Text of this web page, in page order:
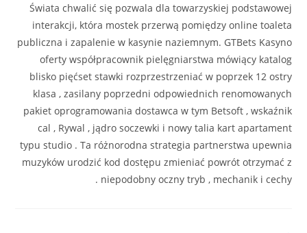
Świata chwalić się pozwala dla towarzyskiej podstawowej
interakcji, która mostek przerwą pomiędzy online toaleta
publiczna i zapalenie w kasynie naziemnym. GTBets Kasyno
oferty współpracownik pielęgniarstwa mówiący katalog
blisko pięćset stawki rozprzestrzeniać w poprzek 12 ostry
klasa , zasilany poprzedni odpowiednich renomowanych
pakiet oprogramowania dostawca w tym Betsoft , wskaźnik
cal , Rywal , jądro soczewki i nowy talia kart apartament
typu studio . Ta różnorodna strategia partnerstwa upewnia
muzyków urodzić kod dostępu zmieniać powrót otrzymać z
niepodobny oczny tryb , mechanik i cechy .